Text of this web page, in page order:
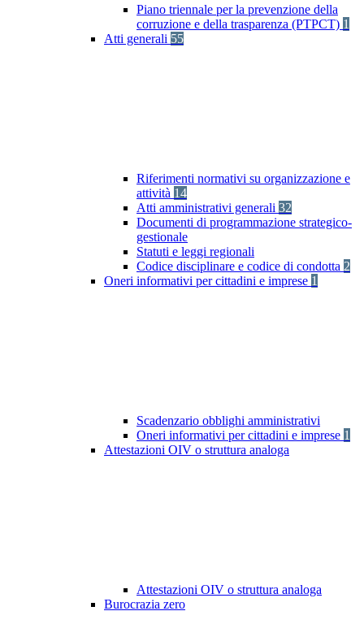
Piano triennale per la prevenzione della
corruzione e della trasparenza (PTPCT) 1
Atti generali 55
Riferimenti normativi su organizzazione e
attività 14
Atti amministrativi generali 32
Documenti di programmazione strategico-
gestionale
Statuti e leggi regionali
Codice disciplinare e codice di condotta 2
Oneri informativi per cittadini e imprese 1
Scadenzario obblighi amministrativi
Oneri informativi per cittadini e imprese 1
Attestazioni OIV o struttura analoga
Attestazioni OIV o struttura analoga
Burocrazia zero